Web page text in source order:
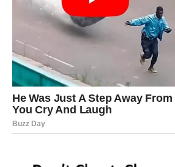
Ljubavni život postaje veoma
poslati poruku ili se pojaviti nakon
ćutanja. Taj kontakt pokrenuće
pokušavali da sakrijete.
Sudbinski susret moguć je sredinom
potpuno neočekivanu situaciju. Jedna
gledati drugačije od svih do sada i